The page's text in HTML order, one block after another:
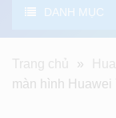
DANH MỤC
Trang chủ »
màn hình Huawei